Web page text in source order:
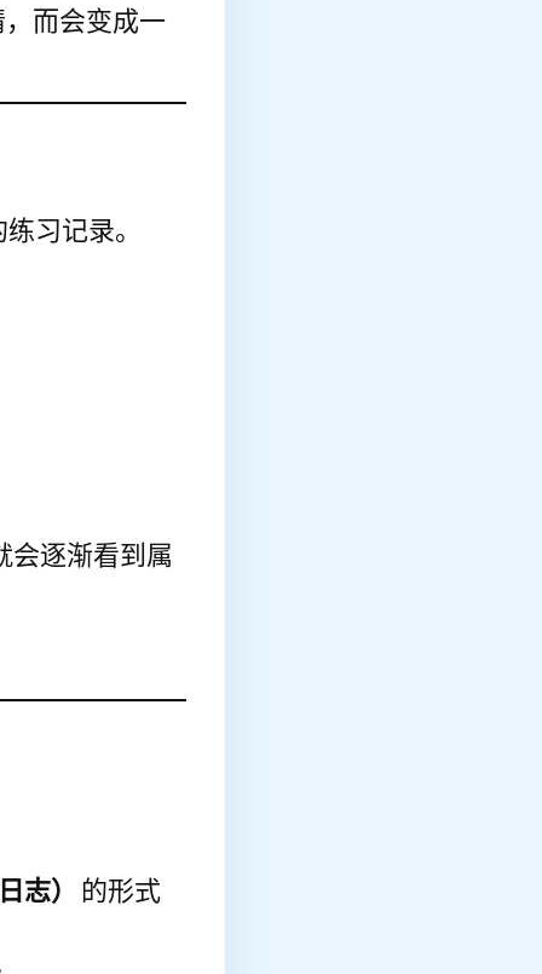
而会变成一
习记录。
会逐渐看到属
志）
的形式